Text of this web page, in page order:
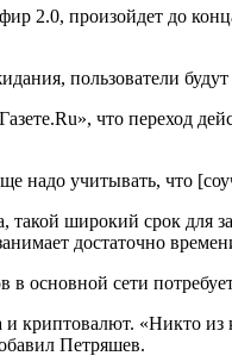
2.0, произойдет до
пользователи
что переход
надо учитывать, что
широкий срок для
достаточно
основной сети
криптовалют. «Никто
Петряшев.